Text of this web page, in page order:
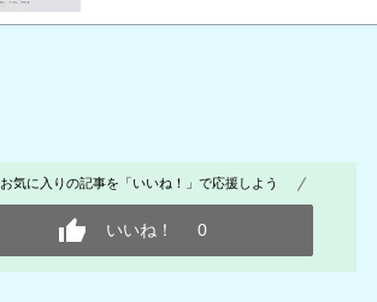
お気に入りの記事を「いいね！」で応援しよう
いいね！ 0